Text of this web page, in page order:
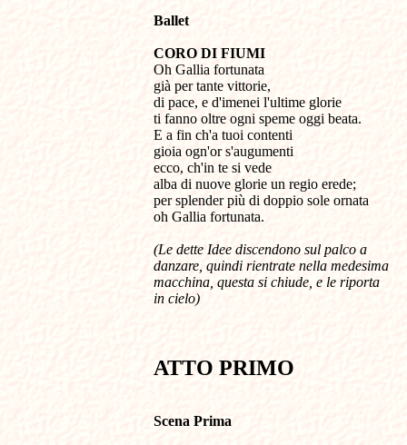
Ballet
CORO DI FIUMI
Oh Gallia fortunata
già per tante vittorie,
di pace, e d'imenei l'ultime glorie
ti fanno oltre ogni speme oggi beata.
E a fin ch'a tuoi contenti
gioia ogn'or s'augumenti
ecco, ch'in te si vede
alba di nuove glorie un regio erede;
per splender più di doppio sole ornata
oh Gallia fortunata.
(Le dette Idee discendono sul palco a
danzare, quindi rientrate nella medesima
macchina, questa si chiude, e le riporta
in cielo)
ATTO PRIMO
Scena Prima